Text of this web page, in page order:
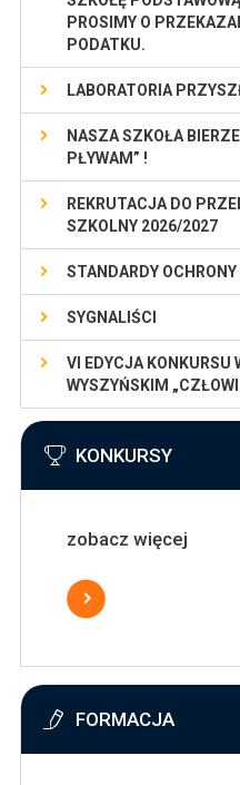
PROSIMY O
PODATKU.
LABORATORIA
NASZA SZKOŁA
PŁYWAM” !
REKRUTACJA DO
SZKOLNY 2026/2027
STANDARDY
SYGNALIŚCI
VI EDYCJA KONKURSU
WYSZYŃSKIM
KONKURSY
zobacz więcej
FORMACJA